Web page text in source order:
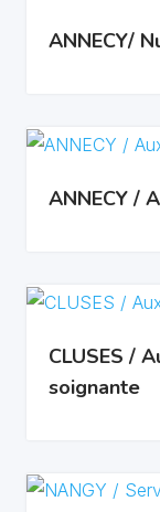
ANNECY/
ANNECY /
CLUSES /
soignante